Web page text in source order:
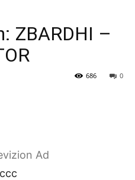
ZBARDHI –
0
686
Ad